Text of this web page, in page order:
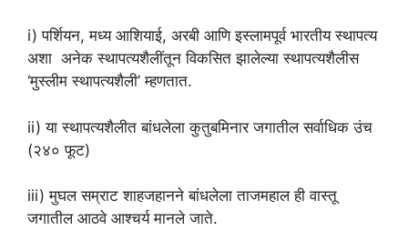
i) पर्शियन, मध्य आशियाई, अरबी आणि इस्लामपूर्व भारतीय स्थापत्य
अशा अनेक स्थापत्यशैलींतून विकसित झालेल्या स्थापत्यशैलीस
‘मुस्लीम स्थापत्यशैली’ म्हणतात.
ii) या स्थापत्यशैलीत बांधलेला कुतुबमिनार जगातील सर्वाधिक उंच
(२४० फूट)
iii) मुघल सम्राट शाहजहानने बांधलेला ताजमहाल ही वास्तू
जगातील आठवे आश्चर्य मानले जाते.